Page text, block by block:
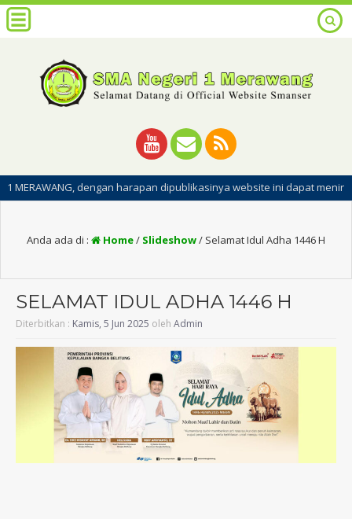
dengan harapan dipublikasinya website ini dapat
Anda ada di : Home/ Slideshow/ Selamat Idul Adha 1446 H
SELAMAT IDUL ADHA 1446 H
Diterbitkan : Kamis, 5 Jun 2025 oleh Admin